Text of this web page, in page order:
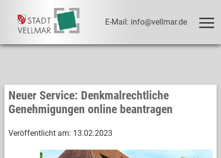
E-Mail: info@vellmar.de
Neuer Service: Denkmalrechtliche
Genehmigungen online beantragen
Veröffentlicht am: 13.02.2023